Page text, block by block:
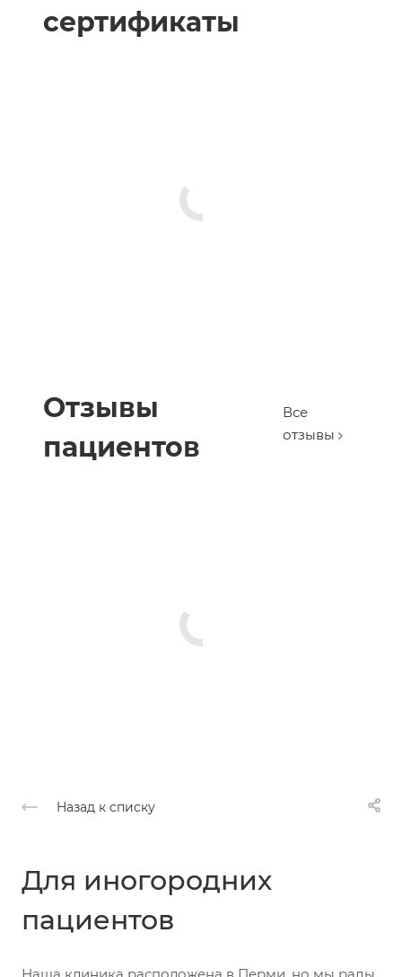
сертификаты
Отзывы
пациентов
Все
отзывы
Назад к списку
Для иногородних
пациентов